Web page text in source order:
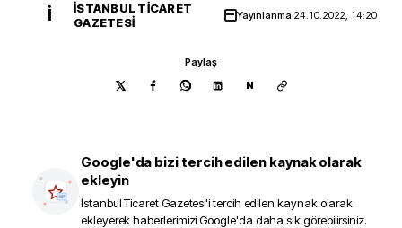
İ
İSTANBUL TICARET
GAZETESI
Yayınlanma 24.10.2022, 14:20
Paylaş
N
Google'da bizi tercih edilen kaynak olarak
ekleyin
İstanbul Ticaret Gazetesi'i tercih edilen kaynak olarak
ekleyerek haberlerimizi Google'da daha sık görebilirsiniz.